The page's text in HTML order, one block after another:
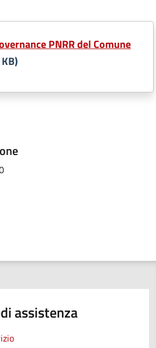
PNRR del Comune
assistenza